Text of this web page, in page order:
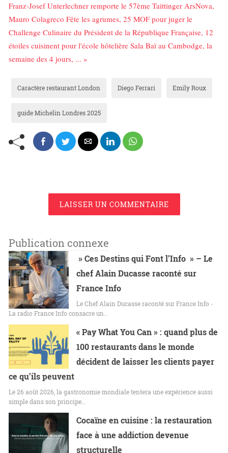
Franz-Josef Unterlechner remporte le 57ème Taittinger ArsNova,
Mauro Colagreco Fête les agrumes, 25 MOF pour juger le
Challenge Culinaire du Président de la République Française, 12
étoiles cuisinent pour l'école hôtelière Sala Baï au Cambodge, la
semaine des 4 jours, ... »
Caractère restaurant London Diego Ferrari Emily Roux
guide Michelin Londres 2025
LAISSER UN COMMENTAIRE
Publication connexe
» Ces Destins qui Font l’Info » – Le
chef Alain Ducasse raconté sur
France Info
Le Chef Alain Ducasse raconté sur France Info -
La radio France Info consacre un…
« Pay What You Can » : quand plus de
100 restaurants dans le monde
décident de laisser les clients payer
ce qu’ils peuvent
Le 26 août 2026, la gastronomie mondiale tentera une expérience aussi
simple dans son principe…
Cocaïne en cuisine : la restauration
face à une addiction devenue
structurelle